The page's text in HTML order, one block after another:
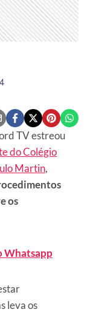
TV estreou
do Colégio
Martin,
os
Whatsapp
leva os